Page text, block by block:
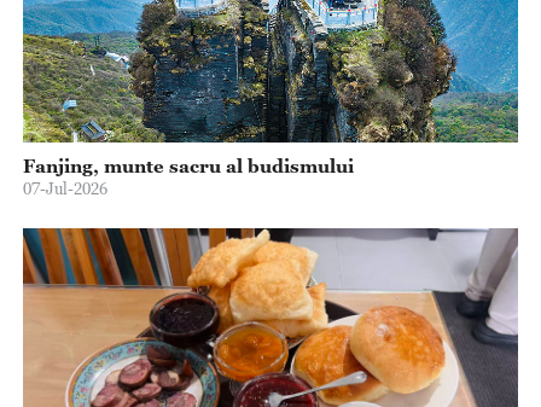
Fanjing, munte sacru al budismului
07-Jul-2026